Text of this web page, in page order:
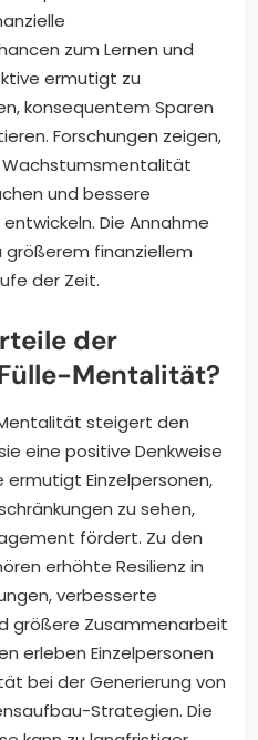
zum Lernen und
ermutigt zu
konsequentem Sparen
Forschungen zeigen,
Wachstumsmentalität
und bessere
Die Annahme
größerem finanziellem
der Zeit.
der
Mentalität?
steigert den
eine positive Denkweise
ermutigt Einzelpersonen,
zu sehen,
fördert. Zu den
erhöhte Resilienz in
verbesserte
größere Zusammenarbeit
erleben Einzelpersonen
bei der Generierung von
Strategien. Die